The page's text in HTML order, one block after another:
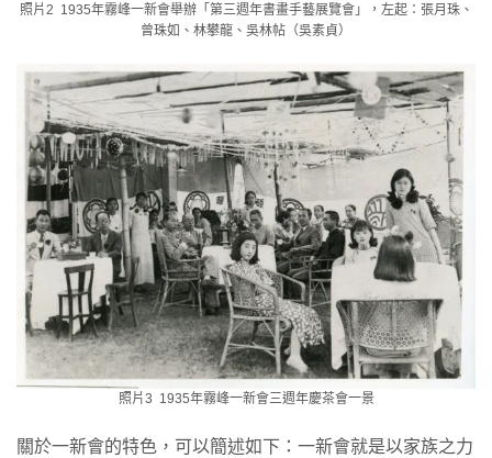
照片2 1935年霧峰一新會舉辦「第三週年書畫手藝展覽會」，左起：張月珠、
曾珠如、林攀龍、吳林帖（吳素貞）
照片3 1935年霧峰一新會三週年慶茶會一景
關於一新會的特色，可以簡述如下：一新會就是以家族之力